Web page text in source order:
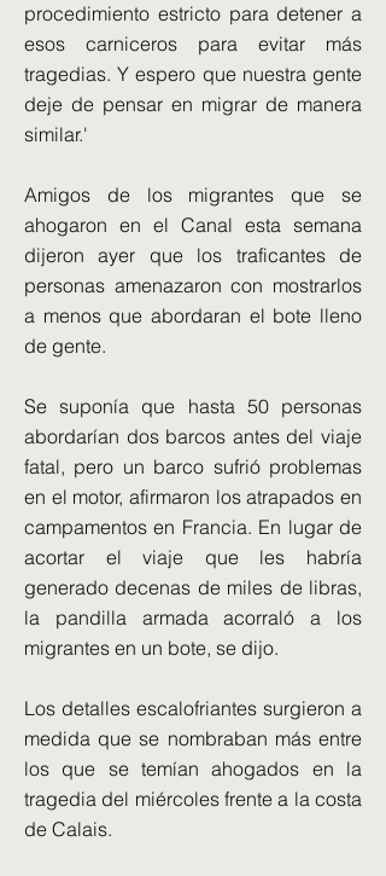
procedimiento estricto para detener a
esos carniceros para evitar más
tragedias. Y espero que nuestra gente
deje de pensar en migrar de manera
similar.'
Amigos de los migrantes que se
ahogaron en el Canal esta semana
dijeron ayer que los traficantes de
personas amenazaron con mostrarlos
a menos que abordaran el bote lleno
de gente.
Se suponía que hasta 50 personas
abordarían dos barcos antes del viaje
fatal, pero un barco sufrió problemas
en el motor, afirmaron los atrapados en
campamentos en Francia. En lugar de
acortar el viaje que les habría
generado decenas de miles de libras,
la pandilla armada acorraló a los
migrantes en un bote, se dijo.
Los detalles escalofriantes surgieron a
medida que se nombraban más entre
los que se temían ahogados en la
tragedia del miércoles frente a la costa
de Calais.